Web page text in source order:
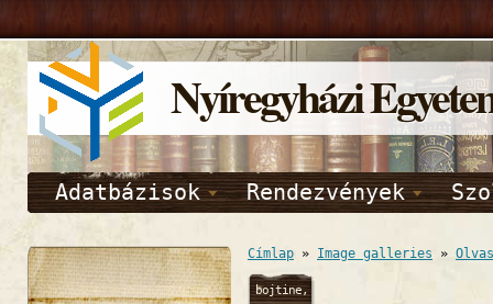
Nyíregyházi
Adatbázisok Rendezvények
Címlap » Image galleries »
bojtine,